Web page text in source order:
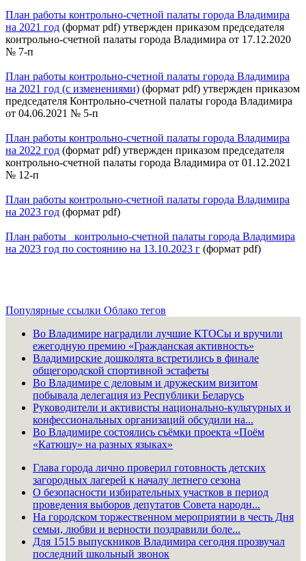
План работы контрольно-счетной палаты города Владимира
на 2021 год (формат pdf) утвержден приказом председателя
контрольно-счетной палаты города Владимира от 17.12.2020
№ 7-п
План работы контрольно-счетной палаты города Владимира
на 2021 год (с изменениями) (формат pdf) утвержден приказом
председателя Контрольно-счетной палаты города Владимира
от 04.06.2021 № 5-п
План работы контрольно-счетной палаты города Владимира
на 2022 год (формат pdf) утвержден приказом председателя
контрольно-счетной палаты города Владимира от 01.12.2021
№ 12-п
План работы контрольно-счетной палаты города Владимира
на 2023 год (формат pdf)
План работы контрольно-счетной палаты города Владимира
на 2023 год по состоянию на 13.10.2023 г (формат pdf)
Популярные ссылки Облако тегов
Во Владимире наградили лучшие КТОСы и вручили
ежегодную премию «Гражданская активность»
Владимирские дошколята встретились в финале
общегородской спортивной эстафеты
Во Владимире с деловым и дружеским визитом
побывала делегация из Республики Беларусь
Руководители и активисты национально-культурных и
конфессиональных организаций обсудили на...
Во Владимире состоялись съёмки проекта «Поём
«Катюшу» на разных языках»
Глава города лично проверил готовность детских
загородных лагерей к началу летнего сезона
О безопасности избирательных участков в период
проведения выборов депутатов Совета народн...
На городском торжественном мероприятии в честь Дня
семьи, любви и верности поздравили боле...
Для 1515 выпускников Владимира сегодня прозвучал
последний школьный звонок